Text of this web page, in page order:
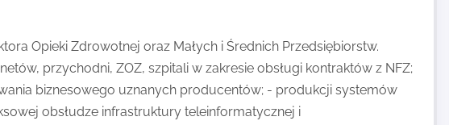
Opieki Zdrowotnej oraz Małych i Średnich Przedsiębiorstw.
przychodni, ZOZ, szpitali w zakresie obsługi kontraktów z NFZ;
biznesowego uznanych producentów; - produkcji systemów
obsłudze infrastruktury teleinformatycznej i